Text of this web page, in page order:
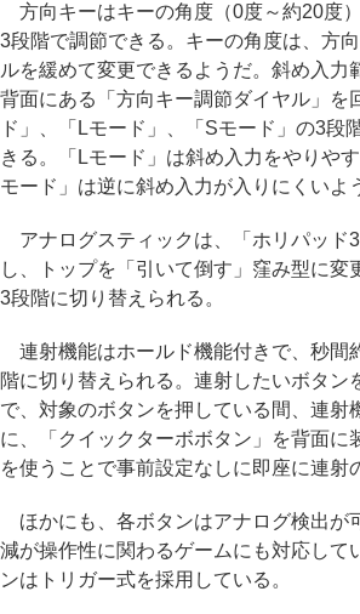
方向キーはキーの角度（0度～約20度
3段階で調節できる。キーの角度は、方
ルを緩めて変更できるようだ。斜め入力
背面にある「方向キー調節ダイヤル」を
ド」、「Lモード」、「Sモード」の3段
きる。「Lモード」は斜め入力をやりや
モード」は逆に斜め入力が入りにくいよ
アナログスティックは、「ホリパッド
し、トップを「引いて倒す」窪み型に変
3段階に切り替えられる。
連射機能はホールド機能付きで、秒間
階に切り替えられる。連射したいボタン
で、対象のボタンを押している間、連射
に、「クイックターボボタン」を背面に
を使うことで事前設定なしに即座に連射
ほかにも、各ボタンはアナログ検出が
減が操作性に関わるゲームにも対応して
ンはトリガー式を採用している。